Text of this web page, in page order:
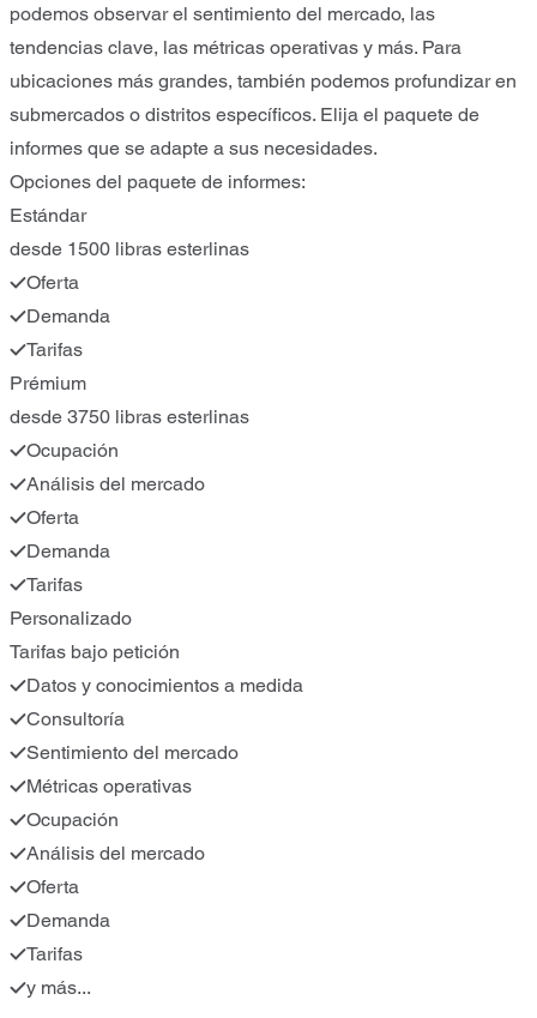
podemos observar el sentimiento del mercado, las
tendencias clave, las métricas operativas y más. Para
ubicaciones más grandes, también podemos profundizar en
submercados o distritos específicos. Elija el paquete de
informes que se adapte a sus necesidades.
Opciones del paquete de informes:
Estándar
desde 1500 libras esterlinas
Oferta
Demanda
Tarifas
Prémium
desde 3750 libras esterlinas
Ocupación
Análisis del mercado
Oferta
Demanda
Tarifas
Personalizado
Tarifas bajo petición
Datos y conocimientos a medida
Consultoría
Sentimiento del mercado
Métricas operativas
Ocupación
Análisis del mercado
Oferta
Demanda
Tarifas
y más...